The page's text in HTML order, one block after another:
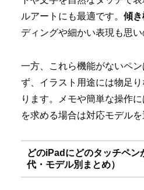
ルアートにも最適です。 傾き
ディングや細かい表現も思い
一方、これら機能がないペ
ず、イラスト用途には物足
ります。メモや簡単な操作
を求める場合は対応モデルを
どのiPadにどのタッチペン
代・モデル別まとめ）